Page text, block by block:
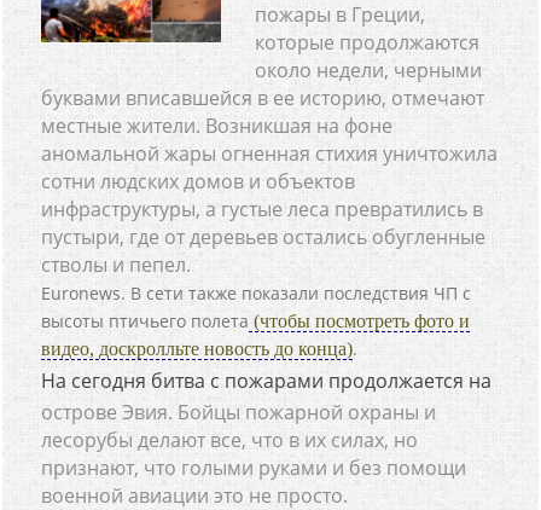
пожары в Греции,
которые продолжаются
около недели, черными
буквами вписавшейся в ее историю, отмечают
местные жители. Возникшая на фоне
аномальной жары огненная стихия уничтожила
сотни людских домов и объектов
инфраструктуры, а густые леса превратились в
пустыри, где от деревьев остались обугленные
стволы и пепел.
Euronews. В сети также показали последствия ЧП с
высоты птичьего полета(чтобы посмотреть фото и
видео, доскролльте новость до конца).
На сегодня битва с пожарами продолжается на
острове Эвия. Бойцы пожарной охраны и
лесорубы делают все, что в их силах, но
признают, что голыми руками и без помощи
военной авиации это не просто.